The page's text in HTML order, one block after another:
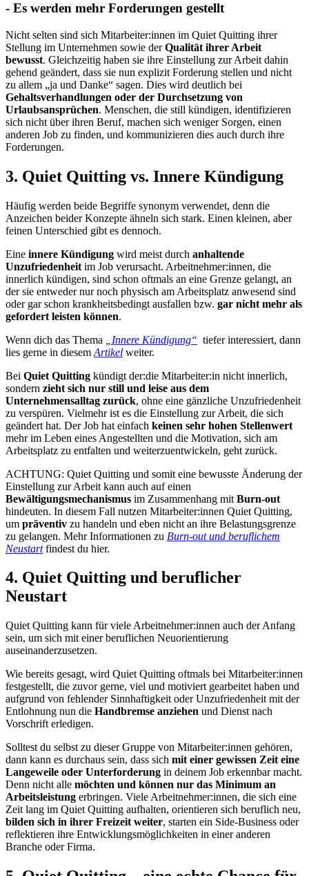
- Es werden mehr Forderungen gestellt
Nicht selten sind sich Mitarbeiter:innen im Quiet Quitting ihrer
Stellung im Unternehmen sowie derQualität ihrer Arbeit
bewusst. Gleichzeitig haben sie ihre Einstellung zur Arbeit dahin
gehend geändert, dass sie nun explizit Forderung stellen und nicht
zu allem „ja und Danke“ sagen. Dies wird deutlich bei
Gehaltsverhandlungen oder der Durchsetzung von
Urlaubsansprüchen. Menschen, die still kündigen, identifizieren
sich nicht über ihren Beruf, machen sich weniger Sorgen, einen
anderen Job zu finden, und kommunizieren dies auch durch ihre
Forderungen.
3. Quiet Quitting vs. Innere Kündigung
Häufig werden beide Begriffe synonym verwendet, denn die
Anzeichen beider Konzepte ähneln sich stark. Einen kleinen, aber
feinen Unterschied gibt es dennoch.
Eine innere Kündigung wird meist durch anhaltende
Unzufriedenheit im Job verursacht. Arbeitnehmer:innen, die
innerlich kündigen, sind schon oftmals an eine Grenze gelangt, an
der sie entweder nur noch physisch am Arbeitsplatz anwesend sind
oder gar schon krankheitsbedingt ausfallen bzw. gar nicht mehr als
gefordert leisten können.
Wenn dich das Thema
„Innere Kündigung“ tiefer interessiert, dann
lies gerne in diesem Artikel weiter.
Bei Quiet Quitting kündigt der:die Mitarbeiter:in nicht innerlich,
sondern zieht sich nur still und leise aus dem
Unternehmensalltag zurück, ohne eine gänzliche Unzufriedenheit
zu verspüren. Vielmehr ist es die Einstellung zur Arbeit, die sich
geändert hat. Der Job hat einfach keinen sehr hohen Stellenwert
mehr im Leben eines Angestellten und die Motivation, sich am
Arbeitsplatz zu entfalten und weiterzuentwickeln, geht zurück.
ACHTUNG: Quiet Quitting und somit eine bewusste Änderung der
Einstellung zur Arbeit kann auch auf einen
Bewältigungsmechanismus im Zusammenhang mit Burn-out
hindeuten. In diesem Fall nutzen Mitarbeiter:innen Quiet Quitting,
um präventiv zu handeln und eben nicht an ihre Belastungsgrenze
zu gelangen. Mehr Informationen zu Burn-out und beruflichem
Neustartfindest du hier.
4. Quiet Quitting und beruflicher
Neustart
Quiet Quitting kann für viele Arbeitnehmer:innen auch der Anfang
sein, um sich mit einer beruflichen Neuorientierung
auseinanderzusetzen.
Wie bereits gesagt, wird Quiet Quitting oftmals bei Mitarbeiter:innen
festgestellt, die zuvor gerne, viel und motiviert gearbeitet haben und
aufgrund von fehlender Sinnhaftigkeit oder Unzufriedenheit mit der
Entlohnung nun die Handbremse anziehen und Dienst nach
Vorschrift erledigen.
Solltest du selbst zu dieser Gruppe von Mitarbeiter:innen gehören,
dann kann es durchaus sein, dass sich mit einer gewissen Zeit eine
Langeweile oder Unterforderung in deinem Job erkennbar macht.
Denn nicht alle möchten und können nur das Minimum an
Arbeitsleistung erbringen. Viele Arbeitnehmer:innen, die sich eine
Zeit lang im Quiet Quitting aufhalten, orientieren sich beruflich neu,
bilden sich in ihrer Freizeit weiter, starten ein Side-Business oder
reflektieren ihre Entwicklungsmöglichkeiten in einer anderen
Branche oder Firma.